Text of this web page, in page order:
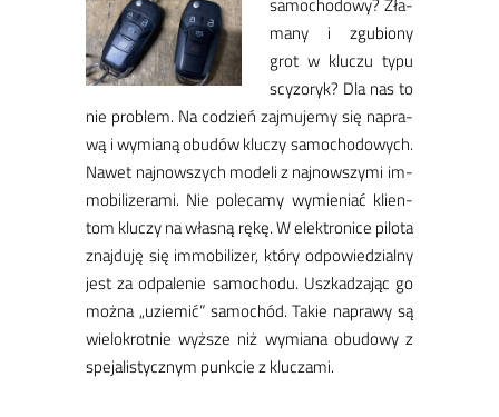
ma­ny i zgu­bio­ny
grot w klu­czu ty­pu
scy­zo­ryk? Dla nas to
nie pro­blem. Na co­dzień zaj­mu­je­my się na­pra­
wą i wy­mia­ną obu­dów klu­czy sa­mo­cho­do­wych.
Na­wet naj­now­szych mo­de­li z naj­now­szy­mi im­
mo­bi­li­ze­ra­mi. Nie po­le­ca­my wy­mie­niać klien­
tom klu­czy na wła­sną rę­kę. W elek­tro­ni­ce pi­lota
znaj­du­ję się im­mo­bi­li­zer, któ­ry od­po­wie­dzial­ny
jest za od­pa­le­nie sa­mo­cho­du. Usz­ka­dza­jąc go
moż­na „u­zie­mi­ć” sa­mo­chód. Ta­kie na­pra­wy są
wie­lo­krot­nie wyż­sze niż wy­mia­na obu­do­wy z
spe­ja­li­stycz­nym punk­cie z klu­cza­mi.